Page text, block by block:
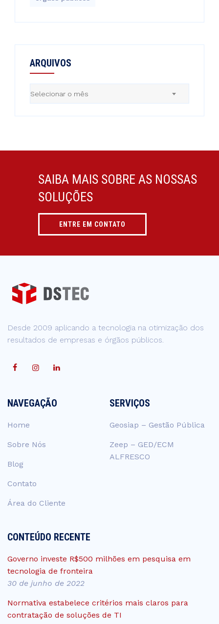
ARQUIVOS
Selecionar o mês
SAIBA MAIS SOBRE AS NOSSAS
SOLUÇÕES
ENTRE EM CONTATO
Desde 2009 aplicando a tecnologia na otimização dos
resultados de empresas e órgãos públicos.
NAVEGAÇÃO
Home
Sobre Nós
Blog
Contato
Área do Cliente
SERVIÇOS
Geosiap – Gestão Pública
Zeep – GED/ECM
ALFRESCO
CONTEÚDO RECENTE
Governo investe R$500 milhões em pesquisa em
tecnologia de fronteira
30 de junho de 2022
Normativa estabelece critérios mais claros para
contratação de soluções de TI